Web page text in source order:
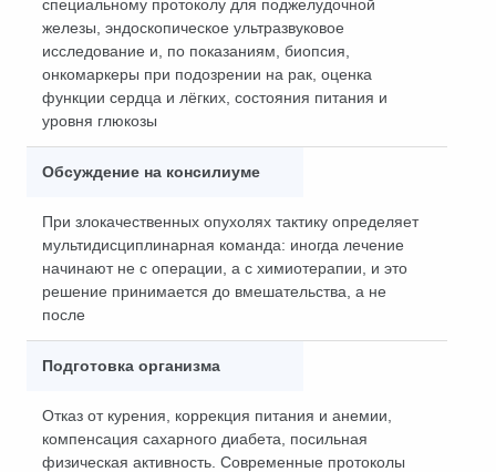
специальному протоколу для поджелудочной
железы, эндоскопическое ультразвуковое
исследование и, по показаниям, биопсия,
онкомаркеры при подозрении на рак, оценка
функции сердца и лёгких, состояния питания и
уровня глюкозы
Обсуждение на консилиуме
При злокачественных опухолях тактику определяет
мультидисциплинарная команда: иногда лечение
начинают не с операции, а с химиотерапии, и это
решение принимается до вмешательства, а не
после
Подготовка организма
Отказ от курения, коррекция питания и анемии,
компенсация сахарного диабета, посильная
физическая активность. Современные протоколы